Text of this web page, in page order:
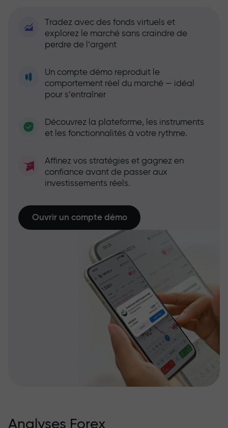
Tradez avec des fonds virtuels et
explorez le marché sans craindre de
perdre de l’argent
Un compte démo reproduit le
comportement réel du marché — idéal
pour s’entraîner
Découvrez la plateforme, les instruments
et les fonctionnalités à votre rythme.
Affinez vos stratégies et gagnez en
confiance avant de passer aux
investissements réels.
Ouvrir un compte démo
Analyses Forex